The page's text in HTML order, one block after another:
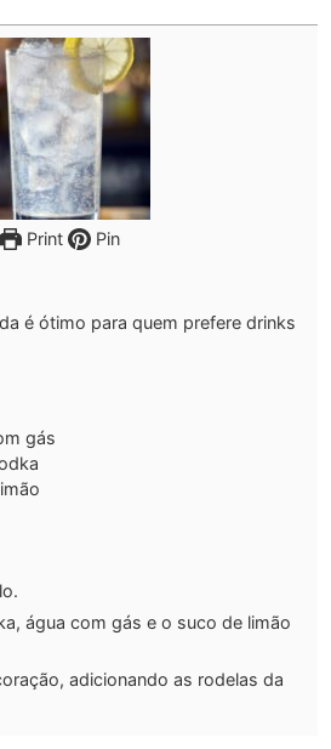
Print Pin
é ótimo para quem prefere drinks
gás
água com gás e o suco de limão
adicionando as rodelas da